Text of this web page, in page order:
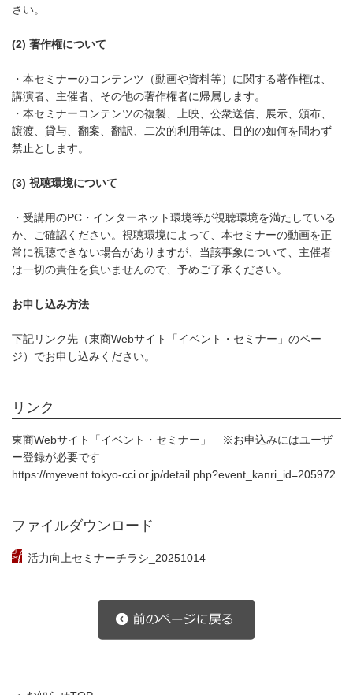
さい。
(2) 著作権について
・本セミナーのコンテンツ（動画や資料等）に関する著作権は、
講演者、主催者、その他の著作権者に帰属します。
・本セミナーコンテンツの複製、上映、公衆送信、展示、頒布、
譲渡、貸与、翻案、翻訳、二次的利用等は、目的の如何を問わず
禁止とします。
(3) 視聴環境について
・受講用のPC・インターネット環境等が視聴環境を満たしている
か、ご確認ください。視聴環境によって、本セミナーの動画を正
常に視聴できない場合がありますが、当該事象について、主催者
は一切の責任を負いませんので、予めご了承ください。
お申し込み方法
下記リンク先（東商Webサイト「イベント・セミナー」のペー
ジ）でお申し込みください。
リンク
東商Webサイト「イベント・セミナー」 ※お申込みにはユーザ
ー登録が必要です
https://myevent.tokyo-cci.or.jp/detail.php?event_kanri_id=205972
ファイルダウンロード
活力向上セミナーチラシ_20251014